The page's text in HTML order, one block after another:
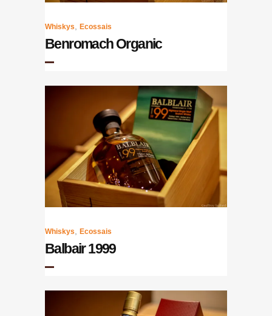
Whiskys, Ecossais
Benromach Organic
Whiskys, Ecossais
Balbair 1999